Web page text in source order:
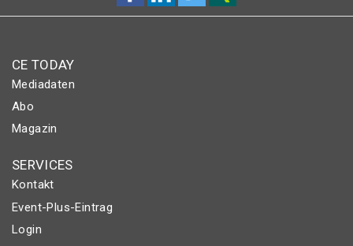
CE TODAY
Mediadaten
Abo
Magazin
SERVICES
Kontakt
Event-Plus-Eintrag
Login